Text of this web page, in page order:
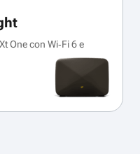
One con Wi‑Fi 6 e